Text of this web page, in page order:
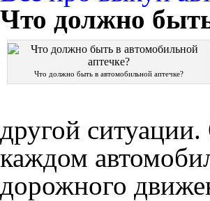
Что должно
Что должно быть в автомобильной аптечке?
другой
каждом
дорожного